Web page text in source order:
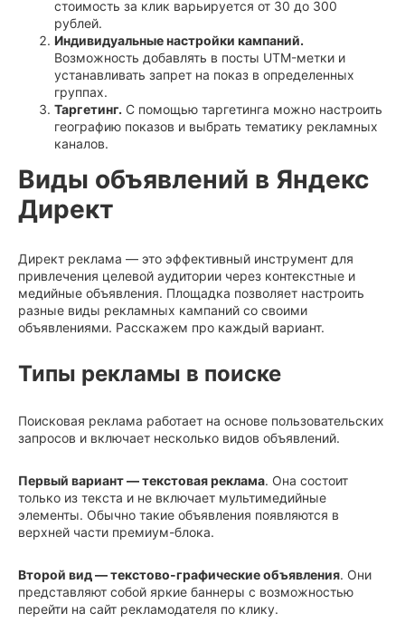
стоимость за клик варьируется от 30 до 300
рублей.
Индивидуальные настройки кампаний.
Возможность добавлять в посты UTM-метки и
устанавливать запрет на показ в определенных
группах.
Таргетинг. С помощью таргетинга можно настроить
географию показов и выбрать тематику рекламных
каналов.
Виды объявлений в Яндекс
Директ
Директ реклама — это эффективный инструмент для
привлечения целевой аудитории через контекстные и
медийные объявления. Площадка позволяет настроить
разные виды рекламных кампаний со своими
объявлениями. Расскажем про каждый вариант.
Типы рекламы в поиске
Поисковая реклама работает на основе пользовательских
запросов и включает несколько видов объявлений.
Первый вариант — текстовая реклама. Она состоит
только из текста и не включает мультимедийные
элементы. Обычно такие объявления появляются в
верхней части премиум-блока.
Второй вид — текстово-графические объявления. Они
представляют собой яркие баннеры с возможностью
перейти на сайт рекламодателя по клику.